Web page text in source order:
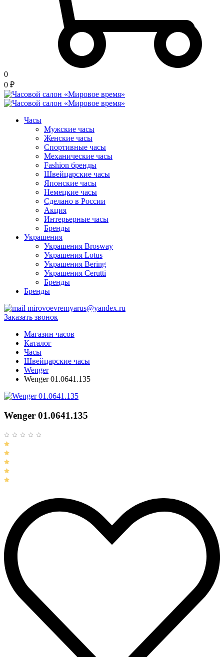
0
0 ₽
Часы
Мужские часы
Женские часы
Спортивные часы
Механические часы
Fashion бренды
Швейцарские часы
Японские часы
Немецкие часы
Сделано в России
Акция
Интерьерные часы
Бренды
Украшения
Украшения Brosway
Украшения Lotus
Украшения Bering
Украшения Cerutti
Бренды
Бренды
mirovoevremyarus@yandex.ru
Заказать звонок
Магазин часов
Каталог
Часы
Швейцарские часы
Wenger
Wenger 01.0641.135
Wenger 01.0641.135